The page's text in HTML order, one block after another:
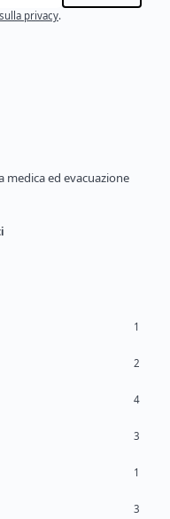
privacy.
ed evacuazione
1
2
4
3
1
3